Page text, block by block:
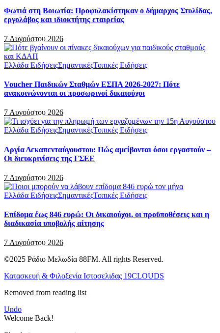
Φωτιά στη Βοιωτία: Προφυλακίστηκαν ο δήμαρχος Στυλίδας,
εργολάβος και ιδιοκτήτης εταιρείας
7 Αυγούστου 2026
Ελλάδα ΕιδήσειςΣημαντικέςΤοπικές Ειδήσεις
Voucher Παιδικών Σταθμών ΕΣΠΑ 2026-2027: Πότε
ανακοινώνονται οι προσωρινοί δικαιούχοι
7 Αυγούστου 2026
Ελλάδα ΕιδήσειςΣημαντικέςΤοπικές Ειδήσεις
Αργία Δεκαπενταύγουστου: Πώς αμείβονται όσοι εργαστούν –
Οι διευκρινίσεις της ΓΣΕΕ
7 Αυγούστου 2026
Ελλάδα ΕιδήσειςΣημαντικέςΤοπικές Ειδήσεις
Επίδομα έως 846 ευρώ: Οι δικαιούχοι, οι προϋποθέσεις και η
διαδικασία υποβολής αίτησης
7 Αυγούστου 2026
©2025 Ράδιο Μελωδία 88FM. All rights Reserved.
Κατασκευή & Φιλοξενία Ιστοσελιδας 19CLOUDS
Removed from reading list
Undo
Welcome Back!